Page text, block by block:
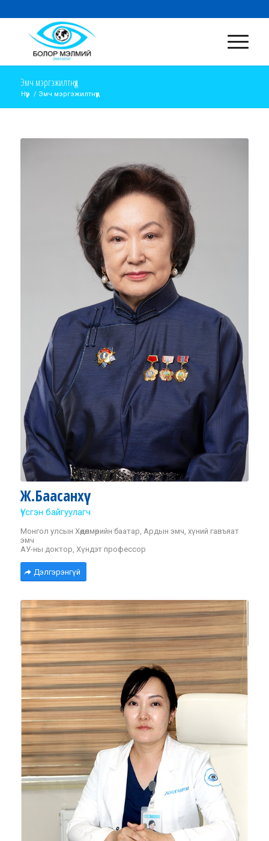
Эмч мэргэжилтнүүд
Нүүр / Эмч мэргэжилтнүүд
Ж.Баасанхүү
Үүсгэн байгуулагч
Монгол улсын Хөдөлмөрийн баатар, Ардын эмч, хүний гавъяат
эмч
АУ-ны доктор, Хүндэт профессор
Дэлгэрэнгүй